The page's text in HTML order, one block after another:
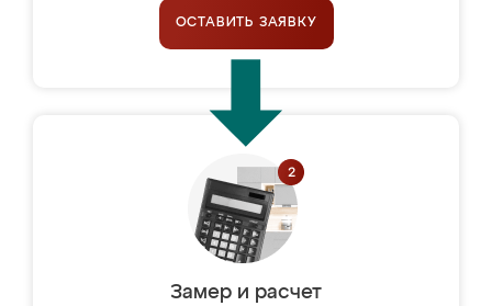
ОСТАВИТЬ ЗАЯВКУ
Замер и расчет